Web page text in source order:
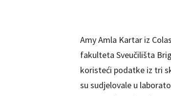
Amy Amla Kartar iz
fakulteta Sveučilišta
koristeći podatke iz tri
su sudjelovale u